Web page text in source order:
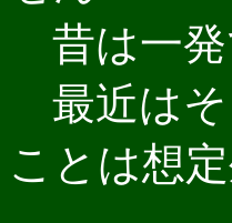
昔は一発
最近はそ
ことは想